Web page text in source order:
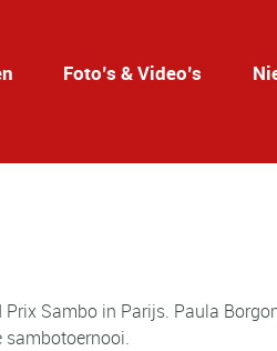
Foto’s & Video’s
Sambo in Parijs. Paula
sambotoernooi.